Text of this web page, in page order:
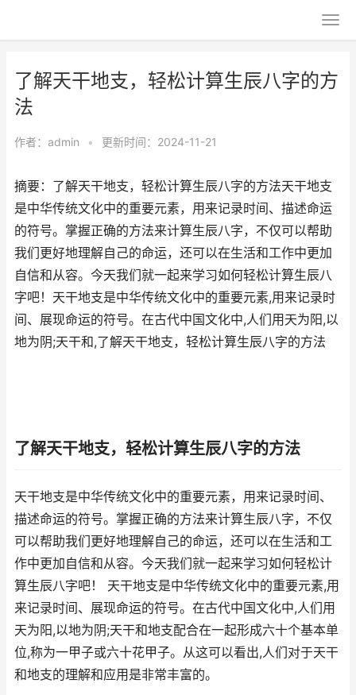
了解天干地支，轻松计算生辰八字的方
法
作者： admin • 更新时间：2024-11-21
摘要：了解天干地支，轻松计算生辰八字的方法天干地支
是中华传统文化中的重要元素，用来记录时间、描述命运
的符号。掌握正确的方法来计算生辰八字，不仅可以帮助
我们更好地理解自己的命运，还可以在生活和工作中更加
自信和从容。今天我们就一起来学习如何轻松计算生辰八
字吧！天干地支是中华传统文化中的重要元素,用来记录时
间、展现命运的符号。在古代中国文化中,人们用天为阳,以
地为阴;天干和,了解天干地支，轻松计算生辰八字的方法
了解天干地支，轻松计算生辰八字的方法
天干地支是中华传统文化中的重要元素，用来记录时间、
描述命运的符号。掌握正确的方法来计算生辰八字，不仅
可以帮助我们更好地理解自己的命运，还可以在生活和工
作中更加自信和从容。今天我们就一起来学习如何轻松计
算生辰八字吧！ 天干地支是中华传统文化中的重要元素,用
来记录时间、展现命运的符号。在古代中国文化中,人们用
天为阳,以地为阴;天干和地支配合在一起形成六十个基本单
位,称为一甲子或六十花甲子。从这可以看出,人们对于天干
和地支的理解和应用是非常丰富的。